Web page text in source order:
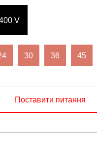
V
30 36 45
Поставити питання